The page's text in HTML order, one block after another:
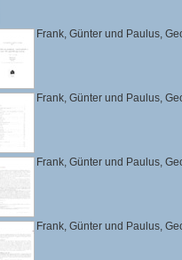
Frank, Günter und Paulus,
Frank, Günter und Paulus,
Frank, Günter und Paulus,
Frank, Günter und Paulus,